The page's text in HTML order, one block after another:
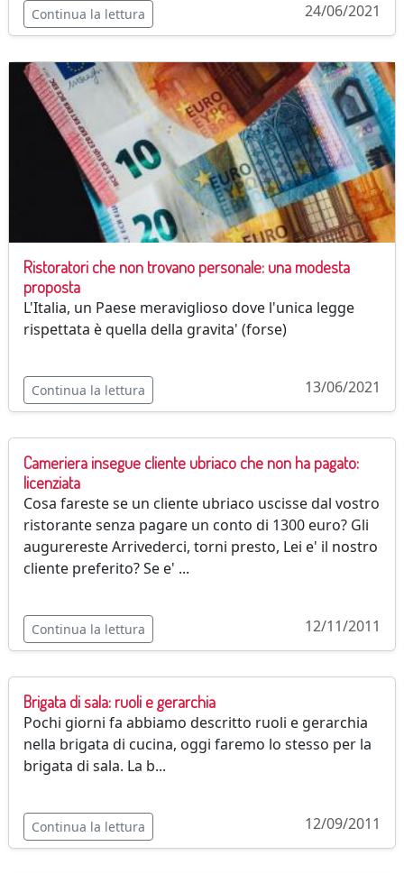
Continua la lettura 24/06/2021
Ristoratori che non trovano personale: una modesta
proposta
L'Italia, un Paese meraviglioso dove l'unica legge
rispettata è quella della gravita' (forse)
Continua la lettura 13/06/2021
Cameriera insegue cliente ubriaco che non ha pagato:
licenziata
Cosa fareste se un cliente ubriaco uscisse dal vostro
ristorante senza pagare un conto di 1300 euro? Gli
augurereste Arrivederci, torni presto, Lei e' il nostro
cliente preferito? Se e' ...
Continua la lettura 12/11/2011
Brigata di sala: ruoli e gerarchia
Pochi giorni fa abbiamo descritto ruoli e gerarchia
nella brigata di cucina, oggi faremo lo stesso per la
brigata di sala. La b...
Continua la lettura 12/09/2011